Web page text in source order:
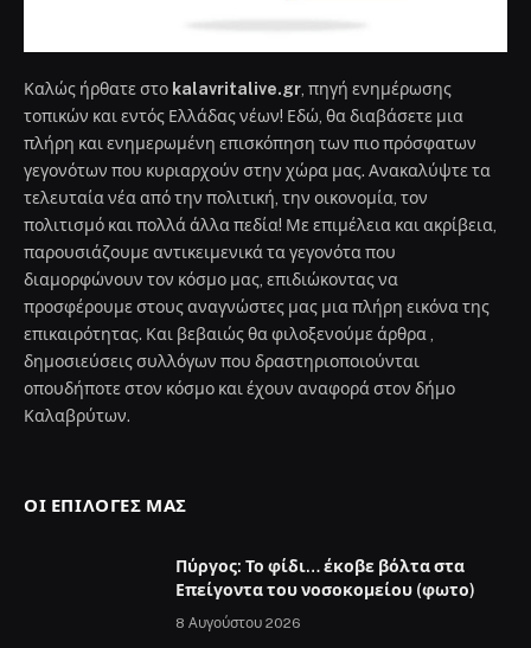
Καλώς ήρθατε στο kalavritalive.gr , πηγή ενημέρωσης
τοπικών και εντός Ελλάδας νέων! Εδώ, θα διαβάσετε μια
πλήρη και ενημερωμένη επισκόπηση των πιο πρόσφατων
γεγονότων που κυριαρχούν στην χώρα μας. Ανακαλύψτε τα
τελευταία νέα από την πολιτική, την οικονομία, τον
πολιτισμό και πολλά άλλα πεδία! Με επιμέλεια και ακρίβεια,
παρουσιάζουμε αντικειμενικά τα γεγονότα που
διαμορφώνουν τον κόσμο μας, επιδιώκοντας να
προσφέρουμε στους αναγνώστες μας μια πλήρη εικόνα της
επικαιρότητας. Και βεβαιώς θα φιλοξενούμε άρθρα ,
δημοσιεύσεις συλλόγων που δραστηριοποιούνται
οπουδήποτε στον κόσμο και έχουν αναφορά στον δήμο
Καλαβρύτων.
ΟΙ ΕΠΙΛΟΓΈΣ ΜΑΣ
Πύργος: Το φίδι… έκοβε βόλτα στα
Επείγοντα του νοσοκομείου (φωτο)
8 Αυγούστου 2026